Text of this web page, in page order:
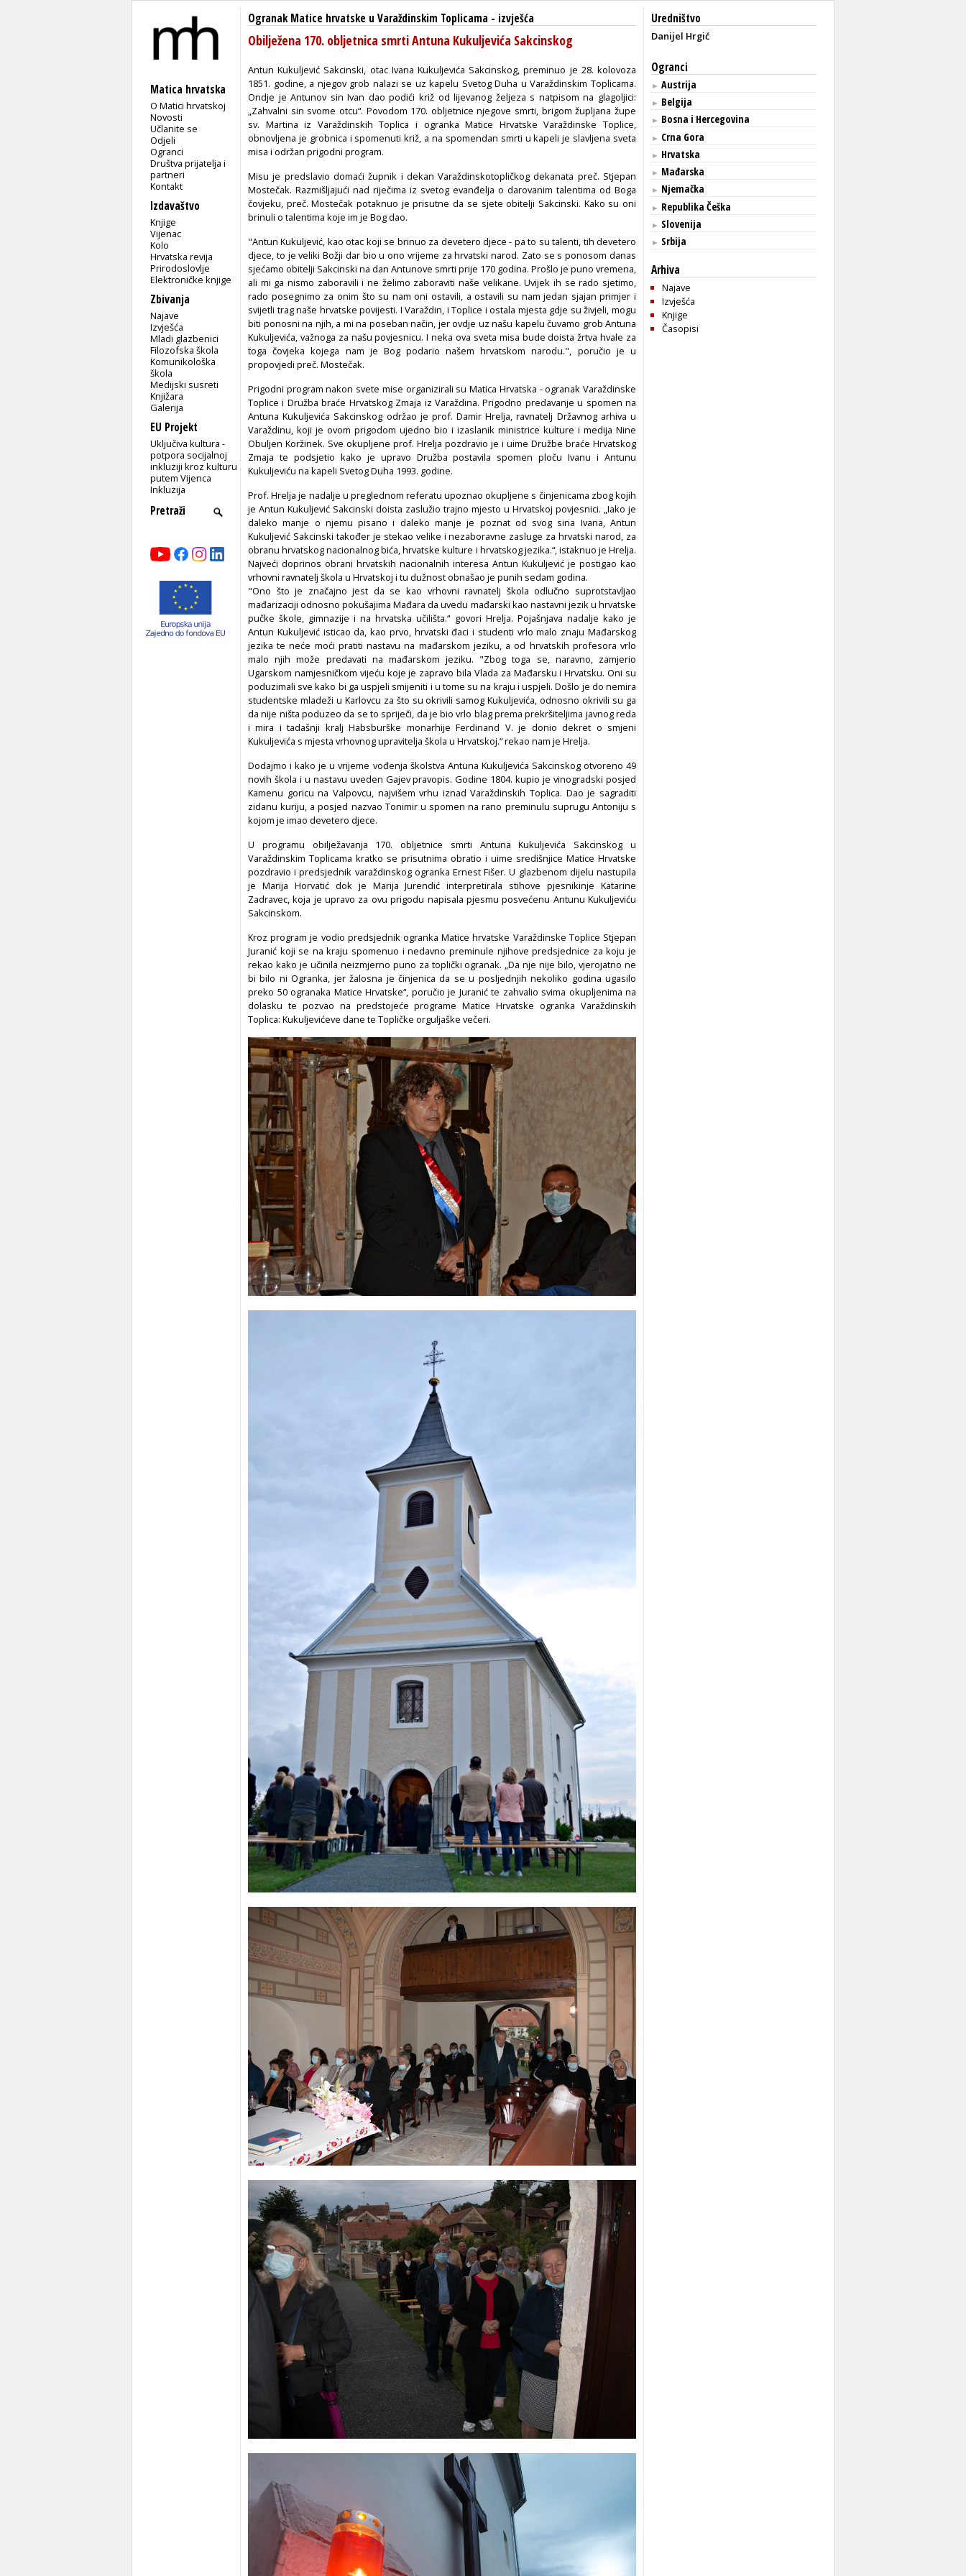
Matica hrvatska
O Matici hrvatskoj
Novosti
Učlanite se
Odjeli
Ogranci
Društva prijatelja i
partneri
Kontakt
Izdavaštvo
Knjige
Vijenac
Kolo
Hrvatska revija
Prirodoslovlje
Elektroničke knjige
Zbivanja
Najave
Izvješća
Mladi glazbenici
Filozofska škola
Komunikološka
škola
Medijski susreti
Knjižara
Galerija
EU Projekt
Uključiva kultura -
potpora socijalnoj
inkluziji kroz kulturu
putem Vijenca
Inkluzija
Ogranak Matice hrvatske u Varaždinskim Toplicama - izvješća
Obilježena 170. obljetnica smrti Antuna Kukuljevića Sakcinskog
Antun Kukuljević Sakcinski, otac Ivana Kukuljevića Sakcinskog, preminuo je 28. kolovoza
1851. godine, a njegov grob nalazi se uz kapelu Svetog Duha u Varaždinskim Toplicama.
Ondje je Antunov sin Ivan dao podići križ od lijevanog željeza s natpisom na glagoljici:
„Zahvalni sin svome otcu“. Povodom 170. obljetnice njegove smrti, brigom župljana župe
sv. Martina iz Varaždinskih Toplica i ogranka Matice Hrvatske Varaždinske Toplice,
obnovljena je grobnica i spomenuti križ, a na spomendan smrti u kapeli je slavljena sveta
misa i održan prigodni program.
Misu je predslavio domaći župnik i dekan Varaždinskotopličkog dekanata preč. Stjepan
Mostečak. Razmišljajući nad riječima iz svetog evanđelja o darovanim talentima od Boga
čovjeku, preč. Mostečak potaknuo je prisutne da se sjete obitelji Sakcinski. Kako su oni
brinuli o talentima koje im je Bog dao.
"Antun Kukuljević, kao otac koji se brinuo za devetero djece - pa to su talenti, tih devetero
djece, to je veliki Božji dar bio u ono vrijeme za hrvatski narod. Zato se s ponosom danas
sjećamo obitelji Sakcinski na dan Antunove smrti prije 170 godina. Prošlo je puno vremena,
ali mi ga nismo zaboravili i ne želimo zaboraviti naše velikane. Uvijek ih se rado sjetimo,
rado posegnimo za onim što su nam oni ostavili, a ostavili su nam jedan sjajan primjer i
svijetli trag naše hrvatske povijesti. I Varaždin, i Toplice i ostala mjesta gdje su živjeli, mogu
biti ponosni na njih, a mi na poseban način, jer ovdje uz našu kapelu čuvamo grob Antuna
Kukuljevića, važnoga za našu povjesnicu. I neka ova sveta misa bude doista žrtva hvale za
toga čovjeka kojega nam je Bog podario našem hrvatskom narodu.", poručio je u
propovjedi preč. Mostečak.
Prigodni program nakon svete mise organizirali su Matica Hrvatska - ogranak Varaždinske
Toplice i Družba braće Hrvatskog Zmaja iz Varaždina. Prigodno predavanje u spomen na
Antuna Kukuljevića Sakcinskog održao je prof. Damir Hrelja, ravnatelj Državnog arhiva u
Varaždinu, koji je ovom prigodom ujedno bio i izaslanik ministrice kulture i medija Nine
Obuljen Koržinek. Sve okupljene prof. Hrelja pozdravio je i uime Družbe braće Hrvatskog
Zmaja te podsjetio kako je upravo Družba postavila spomen ploču Ivanu i Antunu
Kukuljeviću na kapeli Svetog Duha 1993. godine.
Prof. Hrelja je nadalje u preglednom referatu upoznao okupljene s činjenicama zbog kojih
je Antun Kukuljević Sakcinski doista zaslužio trajno mjesto u Hrvatskoj povjesnici. „Iako je
daleko manje o njemu pisano i daleko manje je poznat od svog sina Ivana, Antun
Kukuljević Sakcinski također je stekao velike i nezaboravne zasluge za hrvatski narod, za
obranu hrvatskog nacionalnog bića, hrvatske kulture i hrvatskog jezika.“, istaknuo je Hrelja.
Najveći doprinos obrani hrvatskih nacionalnih interesa Antun Kukuljević je postigao kao
vrhovni ravnatelj škola u Hrvatskoj i tu dužnost obnašao je punih sedam godina.
"Ono što je značajno jest da se kao vrhovni ravnatelj škola odlučno suprotstavljao
mađarizaciji odnosno pokušajima Mađara da uvedu mađarski kao nastavni jezik u hrvatske
pučke škole, gimnazije i na hrvatska učilišta.“ govori Hrelja. Pojašnjava nadalje kako je
Antun Kukuljević isticao da, kao prvo, hrvatski đaci i studenti vrlo malo znaju Mađarskog
jezika te neće moći pratiti nastavu na mađarskom jeziku, a od hrvatskih profesora vrlo
malo njih može predavati na mađarskom jeziku. "Zbog toga se, naravno, zamjerio
Ugarskom namjesničkom vijeću koje je zapravo bila Vlada za Mađarsku i Hrvatsku. Oni su
poduzimali sve kako bi ga uspjeli smijeniti i u tome su na kraju i uspjeli. Došlo je do nemira
studentske mladeži u Karlovcu za što su okrivili samog Kukuljevića, odnosno okrivili su ga
da nije ništa poduzeo da se to spriječi, da je bio vrlo blag prema prekršiteljima javnog reda
i mira i tadašnji kralj Habsburške monarhije Ferdinand V. je donio dekret o smjeni
Kukuljevića s mjesta vrhovnog upravitelja škola u Hrvatskoj.“ rekao nam je Hrelja.
Dodajmo i kako je u vrijeme vođenja školstva Antuna Kukuljevića Sakcinskog otvoreno 49
novih škola i u nastavu uveden Gajev pravopis. Godine 1804. kupio je vinogradski posjed
Kamenu goricu na Valpovcu, najvišem vrhu iznad Varaždinskih Toplica. Dao je sagraditi
zidanu kuriju, a posjed nazvao Tonimir u spomen na rano preminulu suprugu Antoniju s
kojom je imao devetero djece.
U programu obilježavanja 170. obljetnice smrti Antuna Kukuljevića Sakcinskog u
Varaždinskim Toplicama kratko se prisutnima obratio i uime središnjice Matice Hrvatske
pozdravio i predsjednik varaždinskog ogranka Ernest Fišer. U glazbenom dijelu nastupila
je Marija Horvatić dok je Marija Jurendić interpretirala stihove pjesnikinje Katarine
Zadravec, koja je upravo za ovu prigodu napisala pjesmu posvećenu Antunu Kukuljeviću
Sakcinskom.
Kroz program je vodio predsjednik ogranka Matice hrvatske Varaždinske Toplice Stjepan
Juranić koji se na kraju spomenuo i nedavno preminule njihove predsjednice za koju je
rekao kako je učinila neizmjerno puno za toplički ogranak. „Da nje nije bilo, vjerojatno ne
bi bilo ni Ogranka, jer žalosna je činjenica da se u posljednjih nekoliko godina ugasilo
preko 50 ogranaka Matice Hrvatske“, poručio je Juranić te zahvalio svima okupljenima na
dolasku te pozvao na predstojeće programe Matice Hrvatske ogranka Varaždinskih
Toplica: Kukuljevićeve dane te Topličke orguljaške večeri.
Uredništvo
Danijel Hrgić
Ogranci
► Austrija
► Belgija
► Bosna i Hercegovina
► Crna Gora
► Hrvatska
► Mađarska
► Njemačka
► Republika Češka
► Slovenija
► Srbija
Arhiva
Najave
Izvješća
Knjige
Časopisi